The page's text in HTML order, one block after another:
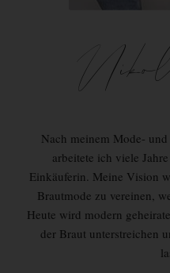
Nach meinem Mode-
arbeitete ich viele
Einkäuferin. Meine Vision
Brautmode zu vereinen,
Heute wird modern
der Braut unterstreichen